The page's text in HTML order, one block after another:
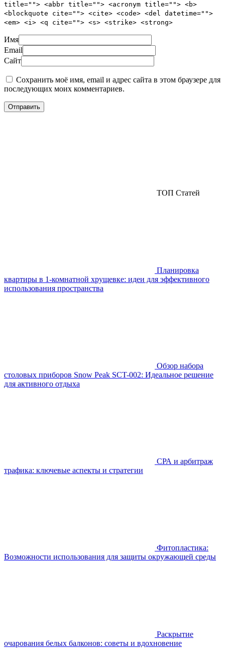
title=""> <abbr title=""> <acronym title=""> <b>
<blockquote cite=""> <cite> <code> <del datetime="">
<em> <i> <q cite=""> <s> <strike> <strong>
Имя
Email
Сайт
Сохранить моё имя, email и адрес сайта в этом браузере для
последующих моих комментариев.
ТОП Статей
Планировка
квартиры в 1-комнатной хрущевке: идеи для эффективного
использования пространства
Обзор набора
столовых приборов Snow Peak SCT-002: Идеальное решение
для активного отдыха
СРА и арбитраж
трафика: ключевые аспекты и стратегии
Фитопластика:
Возможности использования для защиты окружающей среды
Раскрытие
очарования белых балконов: советы и вдохновение